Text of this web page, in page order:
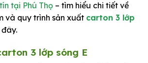
tại Phú Thọ – tìm hiểu chi tiết về
và quy trình sản xuất carton 3 lớp
3 lớp sóng E